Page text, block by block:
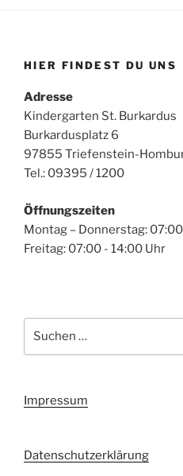
HIER FINDEST DU UNS
Adresse
Kindergarten St. Burkardus
Burkardusplatz 6
97855 Triefenstein-
Tel.: 09395 / 1200
Öffnungszeiten
Montag – Donnerstag:
Freitag: 07:00 - 14:00 Uhr
nach:
Impressum
Datenschutzerklärung